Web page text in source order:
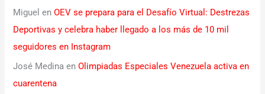
Miguel enOEV se prepara para el Desafío Virtual: Destrezas
Deportivas y celebra haber llegado a los más de 10 mil
seguidores en Instagram
José Medina enOlimpiadas Especiales Venezuela activa en
cuarentena